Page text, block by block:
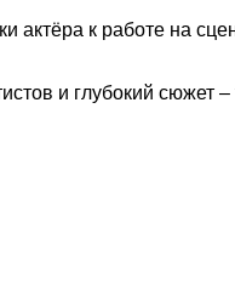
актёра к работе на
и глубокий сюжет